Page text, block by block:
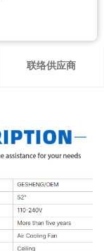
联络供应商